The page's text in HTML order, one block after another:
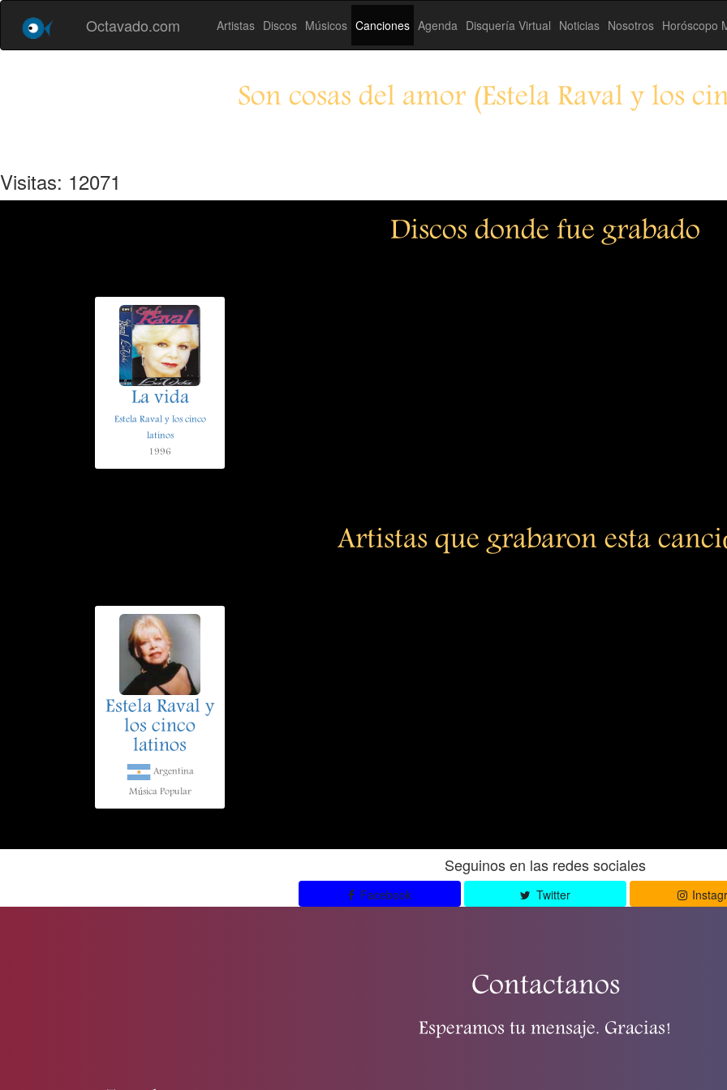
Octavado.com Artistas Discos Músicos Canciones Agenda Disquería Virtual Noticias Nosotros Horóscopo
Son cosas del amor (Estela Raval y los
Visitas: 12071
Discos donde fue grabado
La vida
Estela Raval y los cinco
latinos
1996
Artistas que grabaron esta
Estela Raval y
los cinco
latinos
Argentina
Música Popular
Seguinos en las redes sociales
Facebook Twitter
Contactanos
Esperamos tu mensaje. Gracias!